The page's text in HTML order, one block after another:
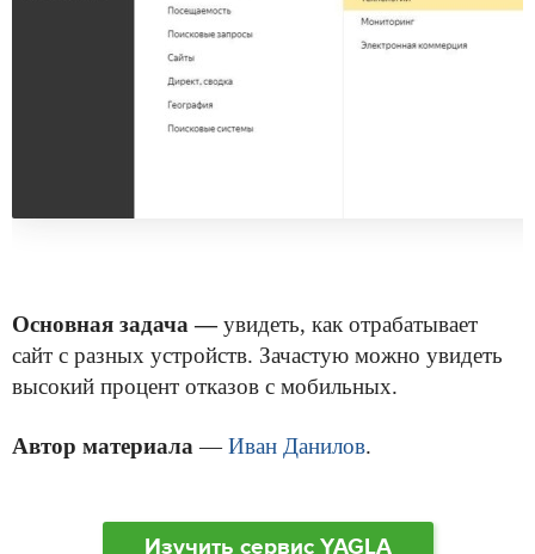
Основная задача —увидеть, как отрабатывает
сайт с разных устройств. Зачастую можно увидеть
высокий процент отказов с мобильных.
Автор материала—Иван Данилов.
Изучить сервис YAGLA